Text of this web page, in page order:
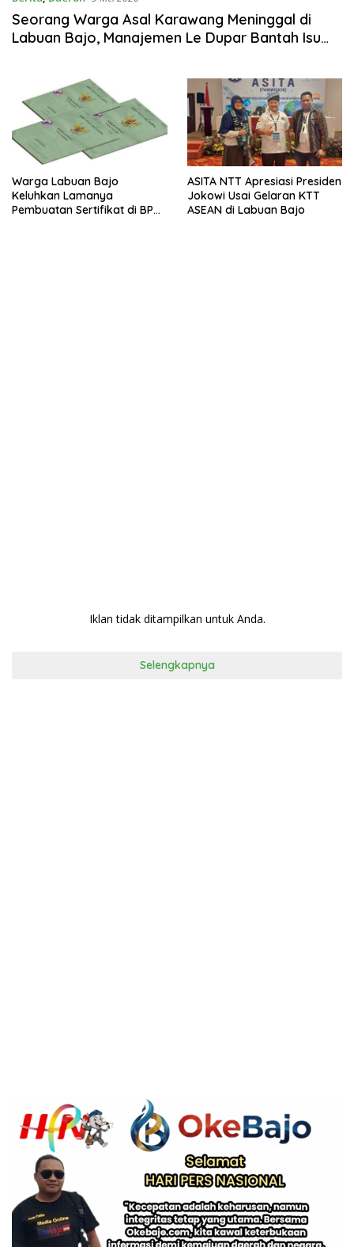
Seorang Warga Asal Karawang Meninggal di
Labuan Bajo, Manajemen Le Dupar Bantah Isu
Warga Labuan Bajo
Keluhkan Lamanya
Pembuatan Sertifikat di BPN
ASITA NTT Apresiasi Presiden
Jokowi Usai Gelaran KTT
ASEAN di Labuan Bajo
Iklan tidak ditampilkan untuk Anda.
Selengkapnya